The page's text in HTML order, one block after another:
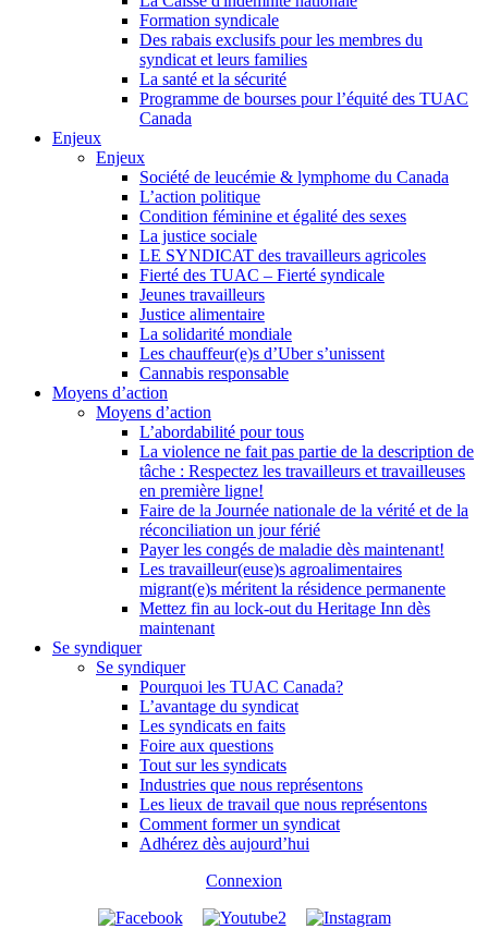
Formation syndicale
Des rabais exclusifs pour les membres du
syndicat et leurs families
La santé et la sécurité
Programme de bourses pour l’équité des TUAC
Canada
Enjeux
Enjeux
Société de leucémie & lymphome du Canada
L’action politique
Condition féminine et égalité des sexes
La justice sociale
LE SYNDICAT des travailleurs agricoles
Fierté des TUAC – Fierté syndicale
Jeunes travailleurs
Justice alimentaire
La solidarité mondiale
Les chauffeur(e)s d’Uber s’unissent
Cannabis responsable
Moyens d’action
Moyens d’action
L’abordabilité pour tous
La violence ne fait pas partie de la description de
tâche : Respectez les travailleurs et travailleuses
en première ligne!
Faire de la Journée nationale de la vérité et de la
réconciliation un jour férié
Payer les congés de maladie dès maintenant!
Les travailleur(euse)s agroalimentaires
migrant(e)s méritent la résidence permanente
Mettez fin au lock-out du Heritage Inn dès
maintenant
Se syndiquer
Se syndiquer
Pourquoi les TUAC Canada?
L’avantage du syndicat
Les syndicats en faits
Foire aux questions
Tout sur les syndicats
Industries que nous représentons
Les lieux de travail que nous représentons
Comment former un syndicat
Adhérez dès aujourd’hui
Connexion